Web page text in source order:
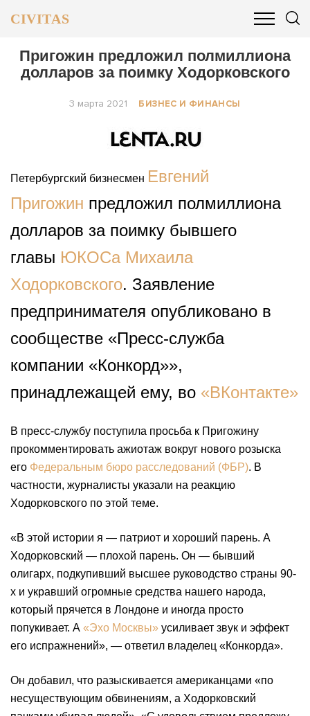
CIVITAS
ОБЩЕСТВО БИЗНЕС И ФИНАНСЫ
Пригожин предложил полмиллиона
долларов за поимку Ходорковского
3 марта 2021 БИЗНЕС И ФИНАНСЫ
Петербургский бизнесмен Евгений
Пригожин предложил полмиллиона
долларов за поимку бывшего
главы ЮКОСа Михаила
Ходорковского. Заявление
предпринимателя опубликовано в
сообществе «Пресс-служба
компании «Конкорд»»,
принадлежащей ему, во «ВКонтакте»
В пресс-службу поступила просьба к Пригожину
прокомментировать ажиотаж вокруг нового розыска
его Федеральным бюро расследований (ФБР). В
частности, журналисты указали на реакцию
Ходорковского по этой теме.
«В этой истории я — патриот и хороший парень. А
Ходорковский — плохой парень. Он — бывший
олигарх, подкупивший высшее руководство страны 90-
х и укравший огромные средства нашего народа,
который прячется в Лондоне и иногда просто
попукивает. А «Эхо Москвы» усиливает звук и эффект
его испражнений», — ответил владелец «Конкорда».
Он добавил, что разыскивается американцами «по
несуществующим обвинениям, а Ходорковский